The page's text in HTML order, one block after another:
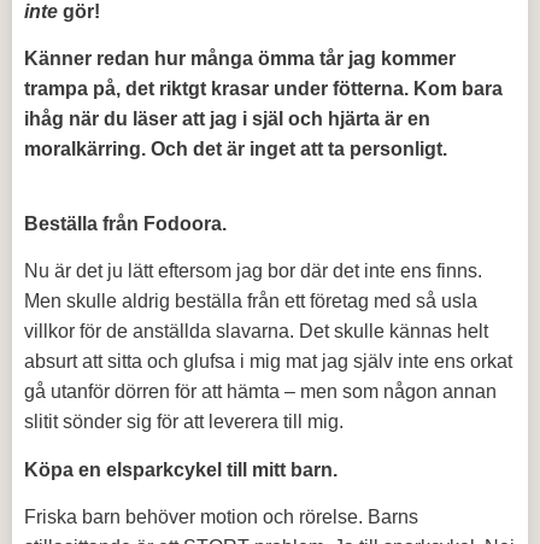
inte gör!
Känner redan hur många ömma tår jag kommer
trampa på, det riktgt krasar under fötterna. Kom bara
ihåg när du läser att jag i själ och hjärta är en
moralkärring. Och det är inget att ta personligt.
Beställa från Fodoora.
Nu är det ju lätt eftersom jag bor där det inte ens finns.
Men skulle aldrig beställa från ett företag med så usla
villkor för de anställda slavarna. Det skulle kännas helt
absurt att sitta och glufsa i mig mat jag själv inte ens orkat
gå utanför dörren för att hämta – men som någon annan
slitit sönder sig för att leverera till mig.
Köpa en elsparkcykel till mitt barn.
Friska barn behöver motion och rörelse. Barns